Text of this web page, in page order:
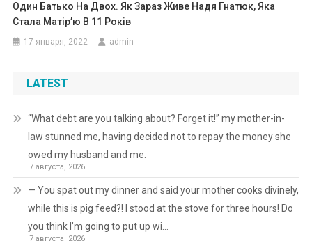
Один Батько На Двох. Як Зараз Живе Надя Гнатюк, Яка
Стала Матір’ю В 11 Років
17 января, 2022 admin
LATEST
“What debt are you talking about? Forget it!” my mother-in-
law stunned me, having decided not to repay the money she
owed my husband and me.
7 августа, 2026
— You spat out my dinner and said your mother cooks divinely,
while this is pig feed?! I stood at the stove for three hours! Do
you think I’m going to put up wi…
7 августа, 2026